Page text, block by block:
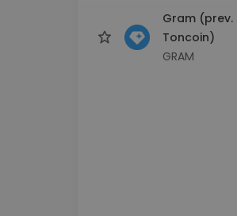
Gram (prev.
Toncoin)
GRAM